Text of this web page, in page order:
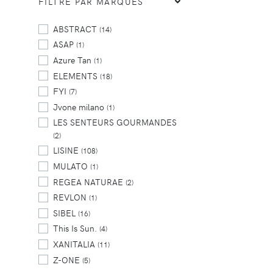
ABSTRACT (14)
ASAP (1)
Azure Tan (1)
ELEMENTS (18)
FYI (7)
Jvone milano (1)
LES SENTEURS GOURMANDES
(2)
LISINE (108)
MULATO (1)
REGEA NATURAE (2)
REVLON (1)
SIBEL (16)
This Is Sun. (4)
XANITALIA (11)
Z-ONE (5)